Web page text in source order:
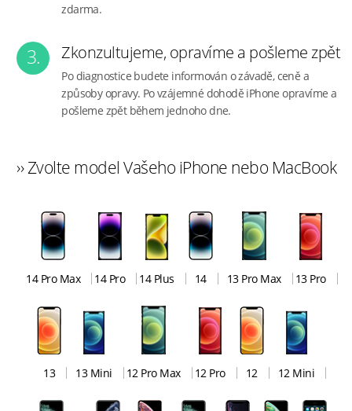
zdarma.
3. Zkonzultujeme, opravíme a pošleme zpět
Po diagnostice budete informován o závadě, ceně a
způsoby opravy. Po vzájemné dohodě iPhone opravíme a
pošleme zpět během jednoho dne.
›› Zvolte model Vašeho iPhone nebo MacBook
14 Pro Max 14 Pro 14 Plus 14 13 Pro Max 13 Pro
13 13 Mini 12 Pro Max 12 Pro 12 12 Mini